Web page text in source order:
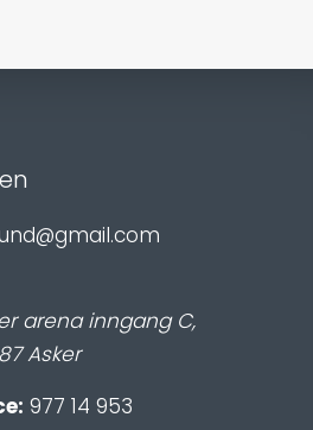
arena inngang C,
Asker
977 14 953